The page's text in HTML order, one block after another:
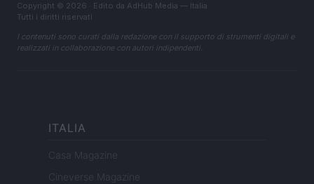
Copyright © 2026 · Edito da AdHub Media — Italia
Tutti i diritti riservati
I contenuti sono curati dalla redazione con il supporto di strumenti digitali e
realizzati in collaborazione con autori indipendenti.
ITALIA
Casa Magazine
Cineverse Magazine